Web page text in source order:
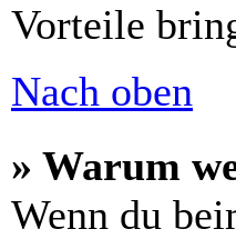
Vorteile
Nach oben
» Warum
Wenn du